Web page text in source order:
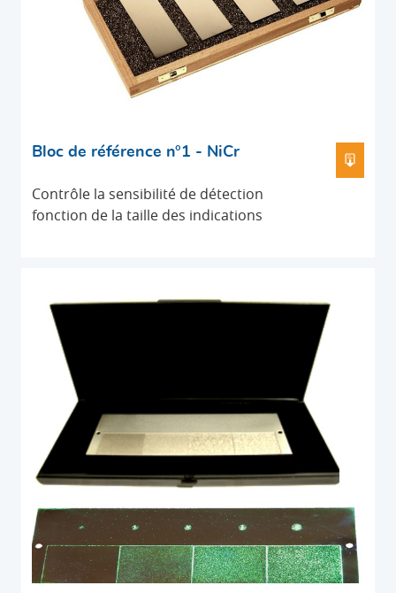
Bloc de référence n°1 - NiCr
Contrôle la sensibilité de détection
fonction de la taille des indications